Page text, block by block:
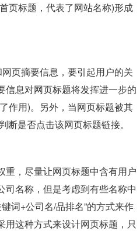
页标题，代表了网站名称)形成
页摘要信息，要引起用户的关
信息对网页标题将发挥进一步的
作用)。另外，当网页标题被其
是否点击该网页标题链接。
重，尽量让网页标题中含有用户
名称，但是考虑到有些名称中
词+公司名/品排名”的方式来作
这种方式来设计网页标题，只